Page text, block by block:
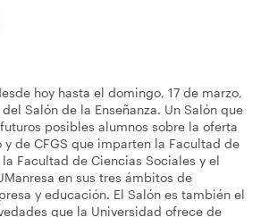
hoy hasta el domingo, 17 de marzo,
Salón de la Enseñanza. Un Salón que
posibles alumnos sobre la oferta
de CFGS que imparten la Facultad de
Facultad de Ciencias Sociales y el
en sus tres ámbitos de
y educación. El Salón es también el
que la Universidad ofrece de